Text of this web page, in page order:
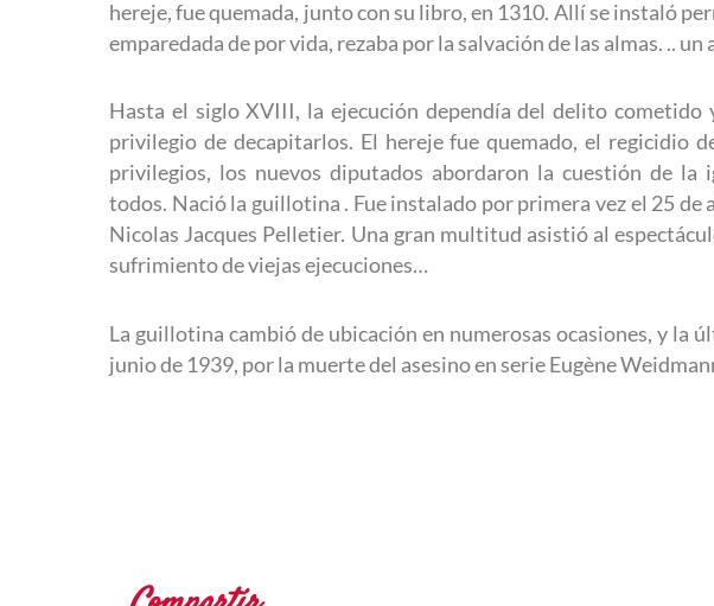
hereje, fue quemada, junto con su libro, en 1310. Allí se instaló
emparedada de por vida, rezaba por la salvación de las almas. .. un
Hasta el siglo XVIII, la ejecución dependía del delito
privilegio de decapitarlos. El hereje fue quemado, el regicidio
privilegios, los nuevos diputados abordaron la cuestión de la
todos. Nacióla guillotina . Fue instalado por primera vez el 25 de
Nicolas Jacques Pelletier. Una gran multitud asistió al
sufrimiento de viejas ejecuciones…
La guillotina cambió de ubicación en numerosas ocasiones, y la
junio de 1939, por la muerte del asesino en serie Eugène